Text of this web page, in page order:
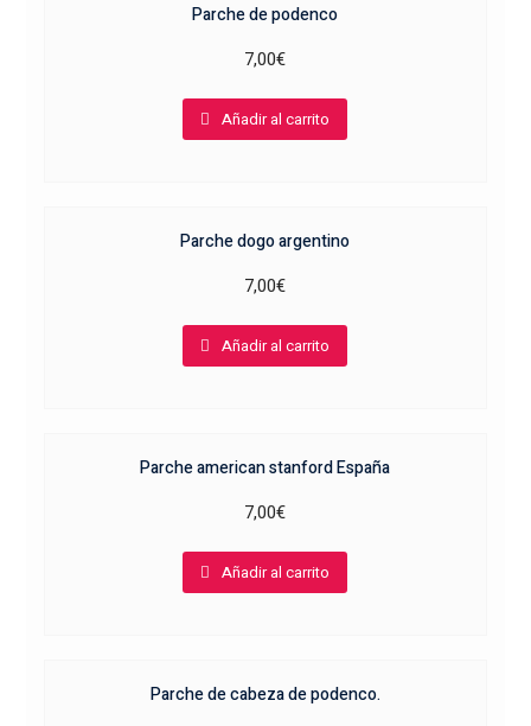
Parche de podenco
7,00€
Añadir al carrito
Parche dogo argentino
7,00€
Añadir al carrito
Parche american stanford España
7,00€
Añadir al carrito
Parche de cabeza de podenco.